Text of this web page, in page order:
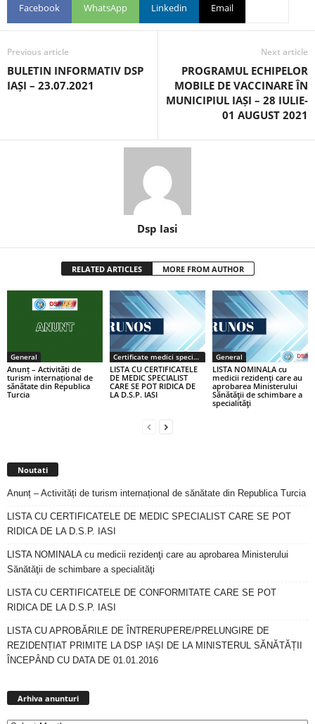
Facebook WhatsApp Linkedin Email
Previous article
BULETIN INFORMATIV DSP
IAȘI – 23.07.2021
Next article
PROGRAMUL ECHIPELOR
MOBILE DE VACCINARE ÎN
MUNICIPIUL IAȘI – 28 IULIE-
01 AUGUST 2021
Dsp Iasi
RELATED ARTICLES MORE FROM AUTHOR
General
Anunț – Activități de
turism internațional de
sănătate din Republica
Turcia
Certificate medici specialiști / primari
LISTA CU CERTIFICATELE
DE MEDIC SPECIALIST
CARE SE POT RIDICA DE
LA D.S.P. IASI
General
LISTA NOMINALA cu
medicii rezidenţi care au
aprobarea Ministerului
Sănătăţii de schimbare a
specialităţi
Noutati
Anunț – Activități de turism internațional de sănătate din Republica Turcia
LISTA CU CERTIFICATELE DE MEDIC SPECIALIST CARE SE POT
RIDICA DE LA D.S.P. IASI
LISTA NOMINALA cu medicii rezidenţi care au aprobarea Ministerului
Sănătăţii de schimbare a specialităţi
LISTA CU CERTIFICATELE DE CONFORMITATE CARE SE POT
RIDICA DE LA D.S.P. IASI
LISTA CU APROBĂRILE DE ÎNTRERUPERE/PRELUNGIRE DE
REZIDENȚIAT PRIMITE LA DSP IAȘI DE LA MINISTERUL SĂNĂTĂȚII
ÎNCEPÂND CU DATA DE 01.01.2016
Arhiva anunturi